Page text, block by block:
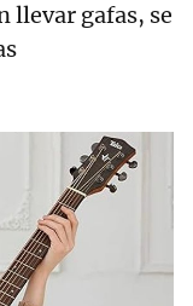
llevar gafas, se